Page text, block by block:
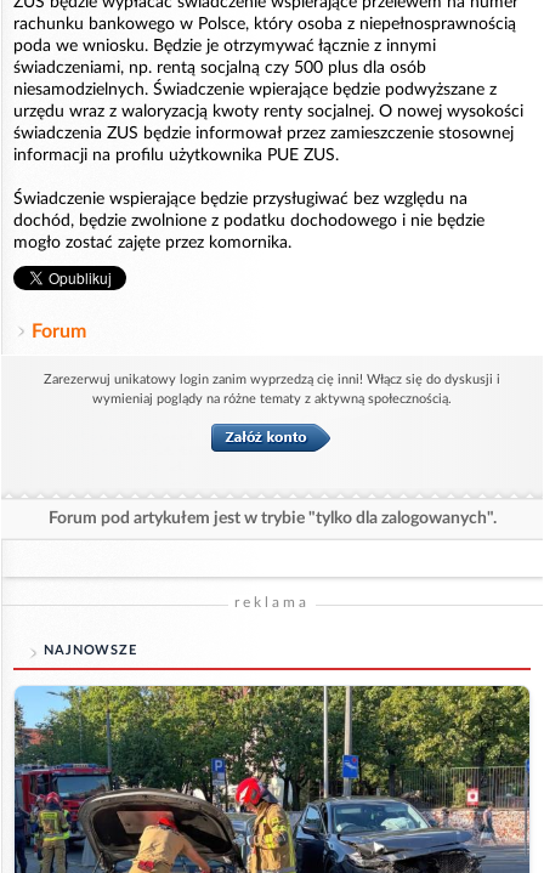
rachunku bankowego w Polsce, który osoba z niepełnosprawnością
poda we wniosku. Będzie je otrzymywać łącznie z innymi
świadczeniami, np. rentą socjalną czy 500 plus dla osób
niesamodzielnych. Świadczenie wpierające będzie podwyższane z
urzędu wraz z waloryzacją kwoty renty socjalnej. O nowej wysokości
świadczenia ZUS będzie informował przez zamieszczenie stosownej
informacji na profilu użytkownika PUE ZUS.
Świadczenie wspierające będzie przysługiwać bez względu na
dochód, będzie zwolnione z podatku dochodowego i nie będzie
mogło zostać zajęte przez komornika.
Forum
Zarezerwuj unikatowy login zanim wyprzedzą cię inni! Włącz się do dyskusji i
wymieniaj poglądy na różne tematy z aktywną społecznością.
Forum pod artykułem jest w trybie "tylko dla zalogowanych".
reklama
NAJNOWSZE